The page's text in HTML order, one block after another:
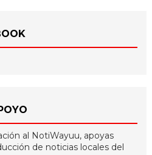
al NotiWayuu, apoyas
de noticias locales del